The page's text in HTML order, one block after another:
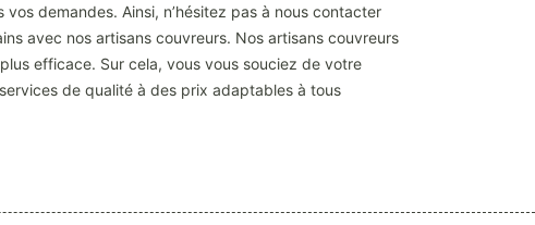
demandes. Ainsi, n’hésitez pas à nous contacter
avec nos artisans couvreurs. Nos artisans couvreurs
efficace. Sur cela, vous vous souciez de votre
de qualité à des prix adaptables à tous